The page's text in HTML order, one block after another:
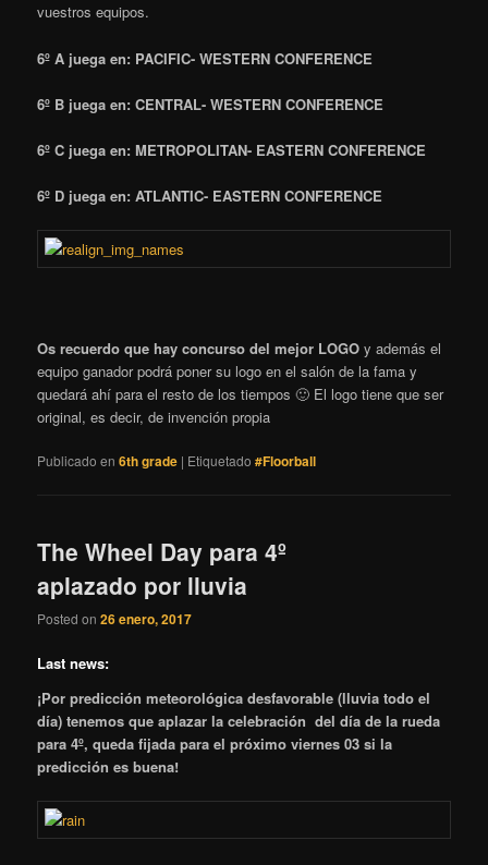
vuestros equipos.
6º A juega en: PACIFIC- WESTERN CONFERENCE
6º B juega en: CENTRAL- WESTERN CONFERENCE
6º C juega en: METROPOLITAN- EASTERN CONFERENCE
6º D juega en: ATLANTIC- EASTERN CONFERENCE
Os recuerdo que hay concurso del mejor LOGO y además el
equipo ganador podrá poner su logo en el salón de la fama y
quedará ahí para el resto de los tiempos 🙂 El logo tiene que ser
original, es decir, de invención propia
Publicado en 6th grade | Etiquetado #Floorball
The Wheel Day para 4º
aplazado por lluvia
Posted on26 enero, 2017
Last news:
¡Por predicción meteorológica desfavorable (lluvia todo el
día) tenemos que aplazar la celebración del día de la rueda
para 4º, queda fijada para el próximo viernes 03 si la
predicción es buena!